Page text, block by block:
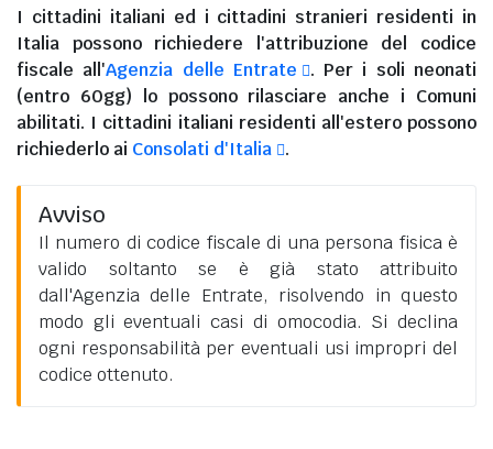
I cittadini italiani ed i cittadini stranieri residenti in
Italia possono richiedere l'attribuzione del codice
fiscale all'Agenzia delle Entrate
. Per i soli neonati
(entro 60gg) lo possono rilasciare anche i Comuni
abilitati. I cittadini italiani residenti all'esteropossono
richiederlo ai Consolati d'Italia .
Avviso
Il numero di codice fiscale di una persona fisica è
valido soltanto se è già stato attribuito
dall'Agenzia delle Entrate, risolvendo in questo
modo gli eventuali casi di omocodia. Si declina
ogni responsabilità per eventuali usi impropri del
codice ottenuto.